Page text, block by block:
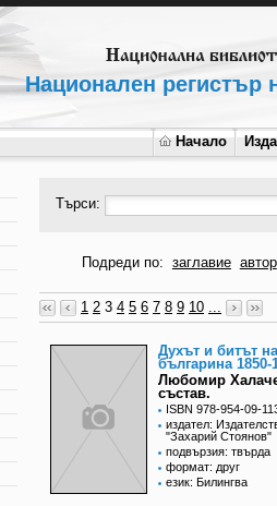
Национален регистър
Начало
Търси:
Подреди по: заглавие автор
1 2 3 4 5 6 7 8 9 10 ...
Духът и битът на
българина 1850-
Любомир
състав.
ISBN 978-954-09-
издател:
"Захарий Стоянов"
подвързия: твърда
формат: друг
език: Билингва